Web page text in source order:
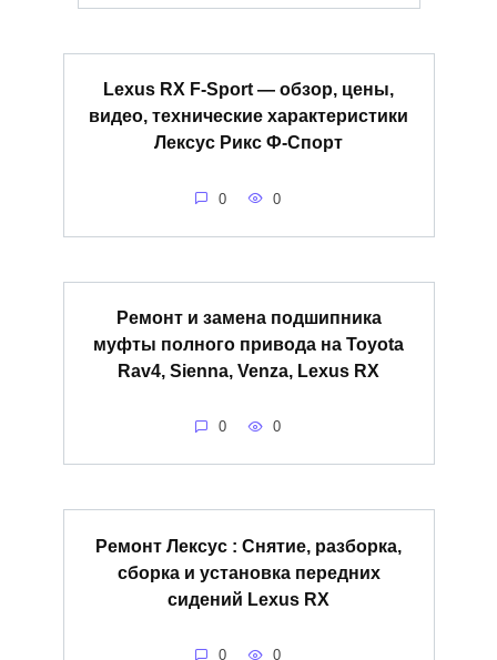
Lexus RX F-Sport — обзор, цены,
видео, технические характеристики
Лексус Рикс Ф-Спорт
0 0
Ремонт и замена подшипника
муфты полного привода на Toyota
Rav4, Sienna, Venza, Lexus RX
0 0
Ремонт Лексус : Снятие, разборка,
сборка и установка передних
сидений Lexus RX
0 0